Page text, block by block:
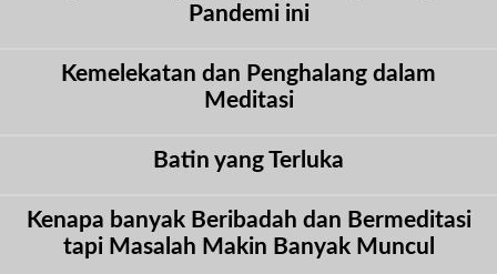
Pandemi ini
Kemelekatan dan Penghalang dalam
Meditasi
Batin yang Terluka
Kenapa banyak Beribadah dan Bermeditasi
tapi Masalah Makin Banyak Muncul